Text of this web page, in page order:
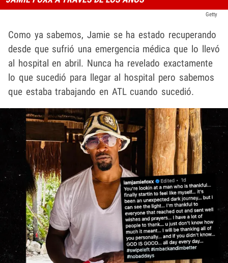
Getty
Como ya sabemos, Jamie se ha estado recuperando
desde que sufrió una emergencia médica que lo llevó
al hospital en abril. Nunca ha revelado exactamente
lo que sucedió para llegar al hospital pero sabemos
que estaba trabajando en ATL cuando sucedió.